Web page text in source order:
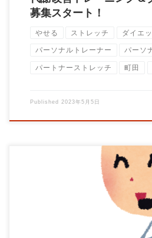
募集スタート！
やせる ストレッチ ダイエ
パーソナルトレーナー パーソ
パートナーストレッチ 町田
Published 2023年5月5日
お客様の声です。 トレーニング以外
しくなったところでも トレーニング